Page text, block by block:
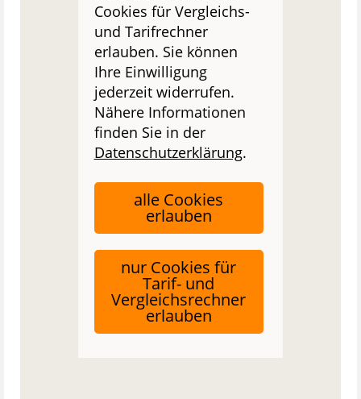
Cookies für Vergleichs-
und Tarifrechner
erlauben. Sie können
Ihre Einwilligung
jederzeit widerrufen.
Nähere Informationen
finden Sie in der
Datenschutzerklärung.
alle Cookies
erlauben
nur Cookies für
Tarif- und
Vergleichsrechner
erlauben